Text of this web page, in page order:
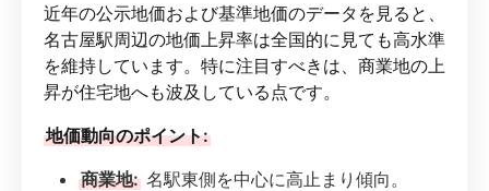
近年の公示地価および基準地価のデータを見ると、
名古屋駅周辺の地価上昇率は全国的に見ても高水準
を維持しています。特に注目すべきは、商業地の上
昇が住宅地へも波及している点です。
地価動向のポイント:
商業地: 名駅東側を中心に高止まり傾向。